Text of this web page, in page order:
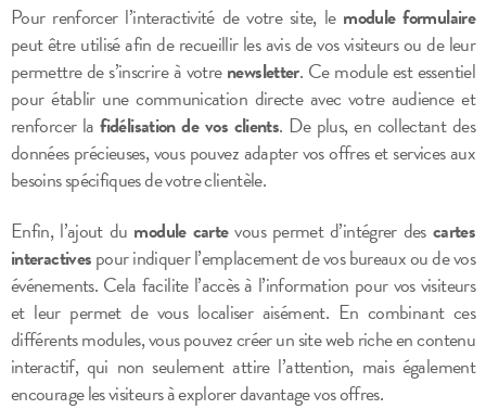
Pour renforcer l’interactivité de votre site, le module formulaire
peut être utilisé afin de recueillir les avis de vos visiteurs ou de leur
permettre de s’inscrire à votrenewsletter. Ce module est essentiel
pour établir une communication directe avec votre audience et
renforcer lafidélisation de vos clients. De plus, en collectant des
données précieuses, vous pouvez adapter vos offres et services aux
besoins spécifiques de votre clientèle.
Enfin, l’ajout du module cartevous permet d’intégrer des cartes
interactivespour indiquer l’emplacement de vos bureaux ou de vos
événements. Cela facilite l’accès à l’information pour vos visiteurs
et leur permet de vous localiser aisément. En combinant ces
différents modules, vous pouvez créer un site web riche en contenu
interactif, qui non seulement attire l’attention, mais également
encourage les visiteurs à explorer davantage vos offres.